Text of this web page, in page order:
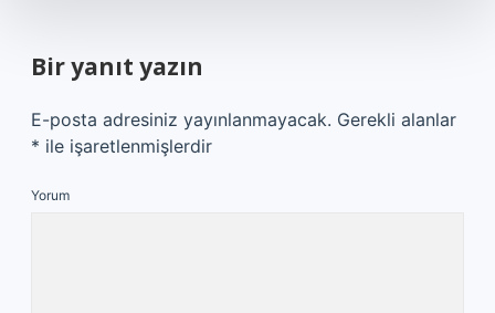
Bir yanıt yazın
E-posta adresiniz yayınlanmayacak. Gerekli alanlar
* ile işaretlenmişlerdir
Yorum